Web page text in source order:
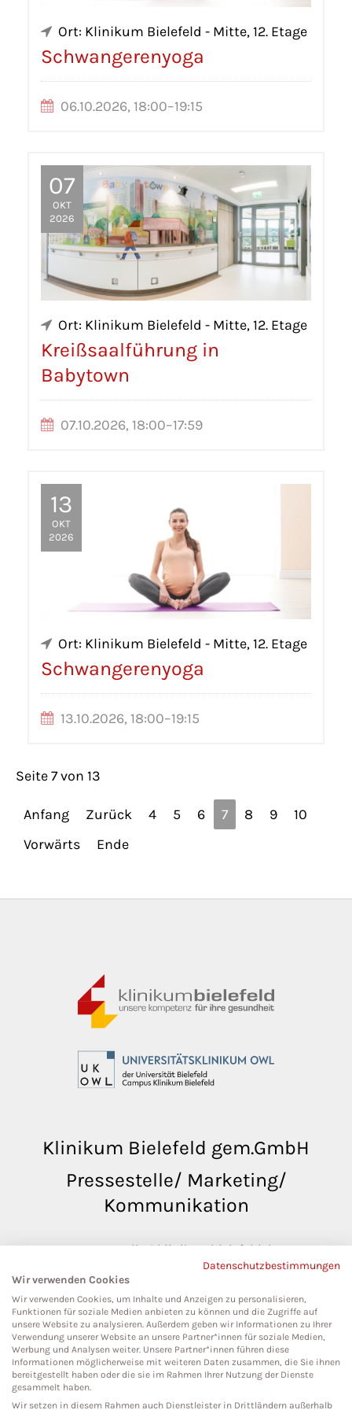
Ort: Klinikum Bielefeld - Mitte, 12. Etage
Schwangerenyoga
06.10.2026, 18:00–19:15
07
OKT
2026
Ort: Klinikum Bielefeld - Mitte, 12. Etage
Kreißsaalführung in
Babytown
07.10.2026, 18:00–17:59
13
OKT
2026
Ort: Klinikum Bielefeld - Mitte, 12. Etage
Schwangerenyoga
13.10.2026, 18:00–19:15
Seite 7 von 13
Anfang Zurück 4 5 6 7 8 9
10
Vorwärts
Ende
Klinikum Bielefeld gem.GmbH
Pressestelle/ Marketing/
Kommunikation
pressestelle@klinikumbielefeld.de
Teutoburger Str. 50
33604 Bielefeld
Social Media
Datenschutzbestimmungen
Wir verwenden Cookies
Wir verwenden Cookies, um Inhalte und Anzeigen zu personalisieren,
Funktionen für soziale Medien anbieten zu können und die Zugriffe auf
unsere Website zu analysieren. Außerdem geben wir Informationen zu Ihrer
Verwendung unserer Website an unsere Partner*innen für soziale Medien,
Werbung und Analysen weiter. Unsere Partner*innen führen diese
Informationen möglicherweise mit weiteren Daten zusammen, die Sie ihnen
bereitgestellt haben oder die sie im Rahmen Ihrer Nutzung der Dienste
gesammelt haben.
Wir setzen in diesem Rahmen auch Dienstleister in Drittländern außerhalb